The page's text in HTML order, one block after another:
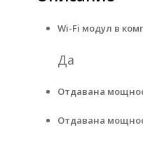
Wi-Fi модул в
Да
Отдавана
Отдавана